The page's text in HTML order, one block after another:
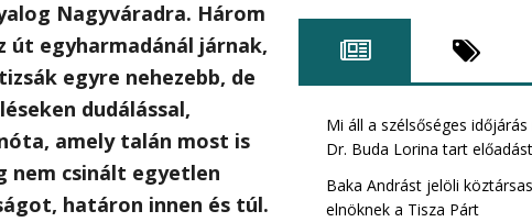
Nagyváradra. Három
egyharmadánál járnak,
egyre nehezebb, de
dudálással,
amely talán most is
csinált egyetlen
határon innen és túl.
Mi áll a szélsőséges
Dr. Buda Lorina tart
Baka Andrást jelöli
elnöknek a Tisza Párt
Római Tisza
kerület)